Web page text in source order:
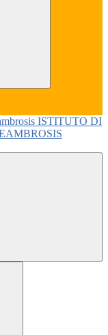
ISTITUTO DI